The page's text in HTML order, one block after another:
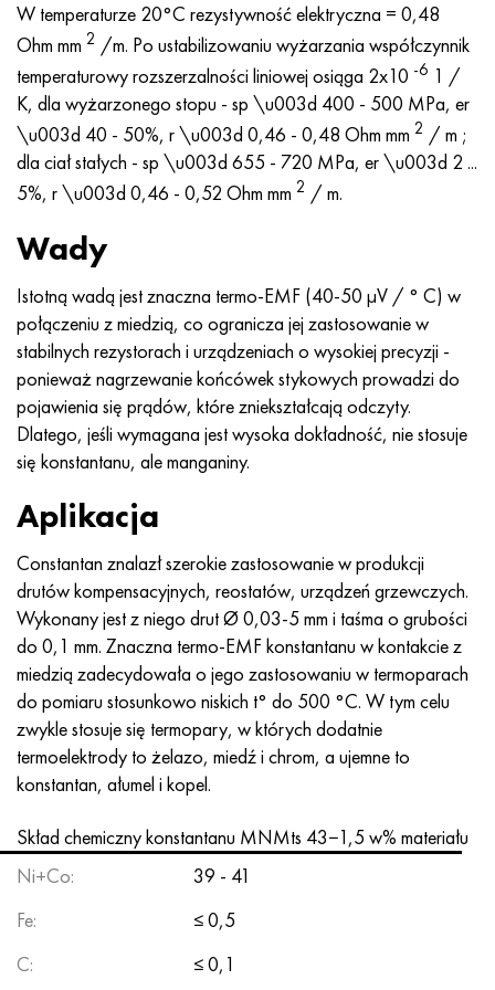
W temperaturze 20°C rezystywność elektryczna = 0,48
Ohm mm 2 /m. Po ustabilizowaniu wyżarzania współczynnik
temperaturowy rozszerzalności liniowej osiąga 2x10 -6 1 /
K, dla wyżarzonego stopu - sp \u003d 400 - 500 MPa, er
\u003d 40 - 50%, r \u003d 0,46 - 0,48 Ohm mm 2 / m ;
dla ciał stałych - sp \u003d 655 - 720 MPa, er \u003d 2 ...
5%, r \u003d 0,46 - 0,52 Ohm mm 2 / m.
Wady
Istotną wadą jest znaczna termo-EMF (40-50 μV / ° C) w
połączeniu z miedzią, co ogranicza jej zastosowanie w
stabilnych rezystorach i urządzeniach o wysokiej precyzji -
ponieważ nagrzewanie końcówek stykowych prowadzi do
pojawienia się prądów, które zniekształcają odczyty.
Dlatego, jeśli wymagana jest wysoka dokładność, nie stosuje
się konstantanu, ale manganiny.
Aplikacja
Constantan znalazł szerokie zastosowanie w produkcji
drutów kompensacyjnych, reostatów, urządzeń grzewczych.
Wykonany jest z niego drut Ø 0,03-5 mm i taśma o grubości
do 0,1 mm. Znaczna termo-EMF konstantanu w kontakcie z
miedzią zadecydowała o jego zastosowaniu w termoparach
do pomiaru stosunkowo niskich t° do 500 °C. W tym celu
zwykle stosuje się termopary, w których dodatnie
termoelektrody to żelazo, miedź i chrom, a ujemne to
konstantan, ałumel i kopel.
Skład chemiczny konstantanu MNMts 43−1,5 w% materiału
Ni+Co:
39 - 41
Fe:
≤ 0,5
C:
≤ 0,1
Incotherm
Jette M152
Kobalt 6B
Rene 41
Marażowanie 300
Marażowanie 350
MP35N
MP159
Multimet n155
Nikrofer 5923 HMO
Nicrofer 6030
Nitronik 40
Nitronik 50
Nitronika 60
Nitronik 75
47nd
49KF
49K2F, 49K2FA-VI
Stop 50NP
50NHS
Stop 52N
52K12F
56DGNH
68NKhVKTYu
79NM, Magnifer 7904
80 mil morskich
80NMV-VI
80NHS
81HMA
Rodzaje stopów precyzyjnych
HN62VMYUT
HN62MVKYU
HN63MB
XN65VM
KhN67MVTYu
KhN68VKTYU
KhN68VMTYUK-vd
HN70VMTYU
HN73MBTYu
XN70YU
HN75MBTYu
XN75TBYu
XN77TYu
XN77TYUR
ХН78Т
HN80TBY
WT-35
PT-3V
PT-7M
SPT-2 sv
AT3
3M
TL3
5B
TL5
NA 6
TS-6
14 tytan
SP-17
40 tytanu
1.4466 - AISI 310MoLn
Stop Al6xn
15-7Ph® - 1.4532
PH 13-8 Mo - 1,4534
Custom 455® - 1.4543 - uns 45500
1.4545 - 15-5Ph®
1.4548 - 17-4Ph®
1.4550 - AISI 347
1.4567 - AISI 304Cu
1.4570-aisi303Cu
1.4574 - Stop PH 15-7 Mo®
1.4580 - AISI 316Cb
1.4597 - AISI 204Cu
Stop 28 - 1.4563
Stop 31 - 1.4562
Stop 254smo® - 1.4547
10X17H13M3T
10X18N18Yu4D
11X11N2V2MF
12X18H9T
15x11mf
15х12vnmf
15Х12Н2MVFAB
15X16K5N2MVFAB
15X16H2AM
18X11MNFB
18X12VMBFR
20X12VNMF
20Х3MFW
21NKMT
37X12N8G8MFB
40X10X2M
2,0872, CuNi10Fe1Mn, Cw352h
Silikonowy brąz aluminiowy
CW301G, C64200
brąz krzemowy
C65620, CuSi3Fe2Zn3
C65100, CuSi1,5
Brąz cynowo-ołowiowy
c92200, CuSn6Zn4Pb2
Czerwony mosiądz
C84400, CuSn2ZnPb
C83600, CuSn5ZnPb
45G2, 45g2, AISI 1144
Stal konstrukcyjna stopowa
10g2, 10g2, AISI 1513
12X2H4A, 15NiCr13, 1.5752
20G, 20min5
20XH3A, AISI 4320, 20hn3a
20HM, 24CrMo5, 20hm
25KhGM, 20CrMo5, 1.7264
30X, AISI 5130, 30 godz
30hg, 30hg
30hgsa, 30hgsa
30hgsn2a, 30hgsna
30xn2ma, 30CrNiMo8
30хн3а, 31nicr14
34khn3ma, 36NiCrMo16, 35NiCrMo16
35hg, 35hg
Р6М5, 1.3343, hs6-5-2, sw7m
Р6М5К5, 1.3243, hs6-5-2-5
R6M5F3, 1.3344, hs6-5-3
Р9М4К8,1.3207
P18, 1.3355, hs18-0-1, sw18
Stal węglowa
У10,1.1645, C105W1
11G12, 110G13L, X120Mn12